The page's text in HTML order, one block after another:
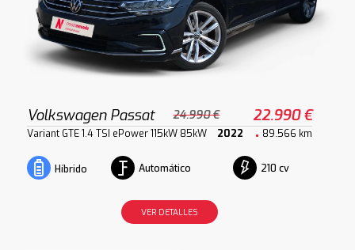
Volkswagen Passat 24.990 € 22.990 €
Variant GTE 1.4 TSI ePower 115kW 85kW 2022 89.566 km
Híbrido Automático 210 cv
VER DETALLES